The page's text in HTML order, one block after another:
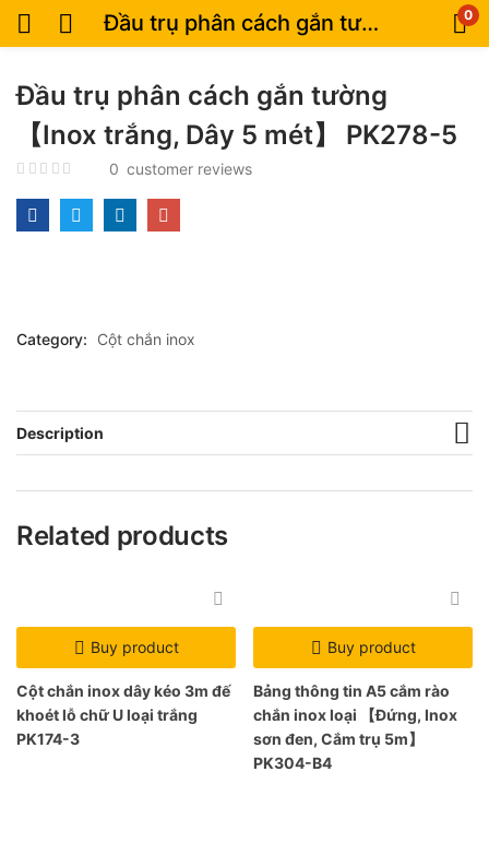
Đầu trụ phân cách gắn tường 【Inox trắng, Dây 5 mét】 PK278-5 0
Đầu trụ phân cách gắn tường
【Inox trắng, Dây 5 mét】 PK278-5
0 customer reviews
Category: Cột chắn inox
Description
Related products
Buy product
Cột chắn inox dây kéo 3m đế
khoét lỗ chữ U loại trắng
PK174-3
Buy product
Bảng thông tin A5 cắm rào
chắn inox loại 【Đứng, Inox
sơn đen, Cắm trụ 5m】
PK304-B4